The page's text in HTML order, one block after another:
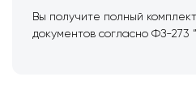
Вы получите полный
документов согласно ФЗ-273